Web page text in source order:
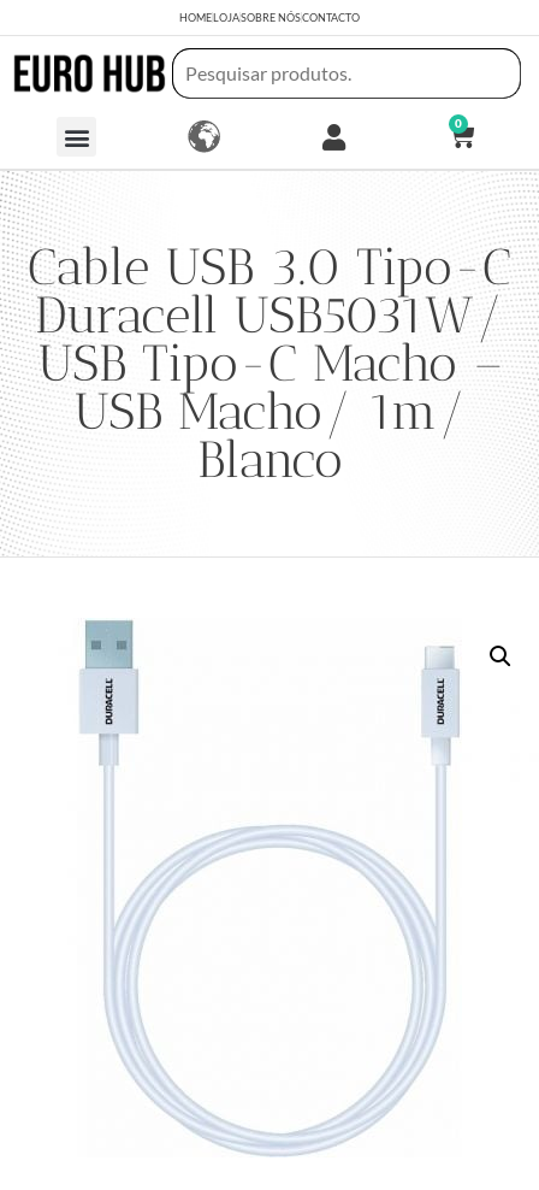
HOMELOJASOBRE NÓSCONTACTO
0
Cable USB 3.0 Tipo-C
Duracell USB5031W/
USB Tipo-C Macho –
USB Macho/ 1m/
Blanco